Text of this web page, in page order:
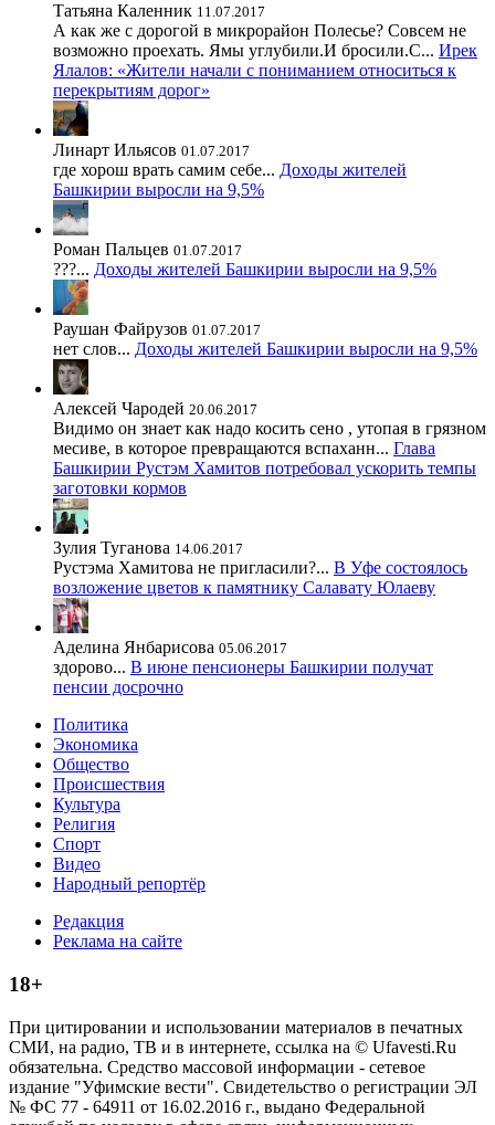
Татьяна Каленник 11.07.2017
А как же с дорогой в микрорайон Полесье? Совсем не
возможно проехать. Ямы углубили.И бросили.С... Ирек
Ялалов: «Жители начали с пониманием относиться к
перекрытиям дорог»
Линарт Ильясов 01.07.2017
где хорош врать самим себе... Доходы жителей
Башкирии выросли на 9,5%
Роман Пальцев 01.07.2017
???... Доходы жителей Башкирии выросли на 9,5%
Раушан Файрузов 01.07.2017
нет слов... Доходы жителей Башкирии выросли на 9,5%
Алексей Чародей 20.06.2017
Видимо он знает как надо косить сено , утопая в грязном
месиве, в которое превращаются вспаханн... Глава
Башкирии Рустэм Хамитов потребовал ускорить темпы
заготовки кормов
Зулия Туганова 14.06.2017
Рустэма Хамитова не пригласили?... В Уфе состоялось
возложение цветов к памятнику Салавату Юлаеву
Аделина Янбарисова 05.06.2017
здорово... В июне пенсионеры Башкирии получат
пенсии досрочно
Политика
Экономика
Общество
Происшествия
Культура
Религия
Спорт
Видео
Народный репортёр
Редакция
Реклама на сайте
18+
При цитировании и использовании материалов в печатных
СМИ, на радио, ТВ и в интернете, ссылка на © Ufavesti.Ru
обязательна. Средство массовой информации - сетевое
издание "Уфимские вести". Свидетельство о регистрации ЭЛ
№ ФС 77 - 64911 от 16.02.2016 г., выдано Федеральной